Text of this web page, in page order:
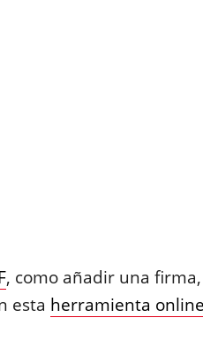
, como añadir una
esta herramienta online